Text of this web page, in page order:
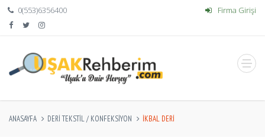
0(553)6356400 Firma Girişi
ANASAYFA DERI TEKSTIL / KONFEKSIYON İKBAL DERI